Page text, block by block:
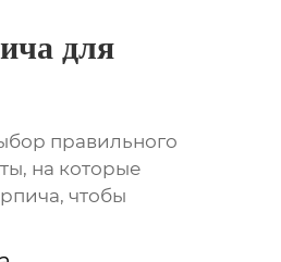
для
правильного
на которые
, чтобы